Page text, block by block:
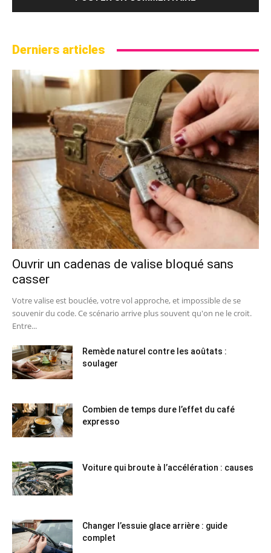
Derniers articles
Ouvrir un cadenas de valise bloqué sans
casser
Votre valise est bouclée, votre vol approche, et impossible de se
souvenir du code. Ce scénario arrive plus souvent qu'on ne le croit.
Entre...
Remède naturel contre les aoûtats :
soulager
Combien de temps dure l’effet du café
expresso
Voiture qui broute à l’accélération : causes
Changer l’essuie glace arrière : guide
complet